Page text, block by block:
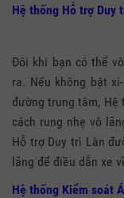
Hệ thống Hỗ trợ Duy
Đôi khi bạn có thể
ra. Nếu không bật
đường trung tâm, Hệ
cách rung nhẹ vô
Hỗ trợ Duy trì Làn
lăng để điều dẫn xe
Hệ thống Kiểm soát